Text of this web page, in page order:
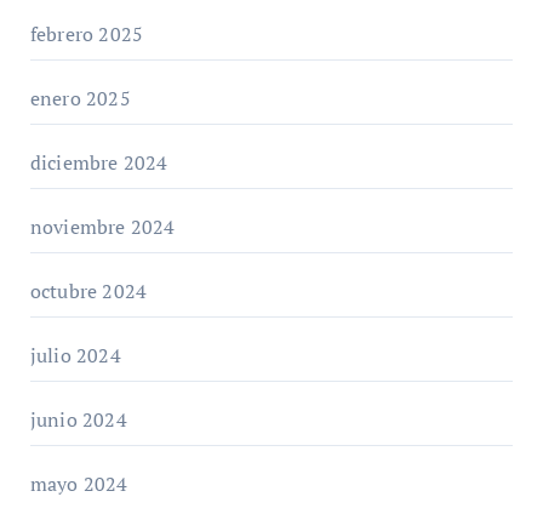
febrero 2025
enero 2025
diciembre 2024
noviembre 2024
octubre 2024
julio 2024
junio 2024
mayo 2024